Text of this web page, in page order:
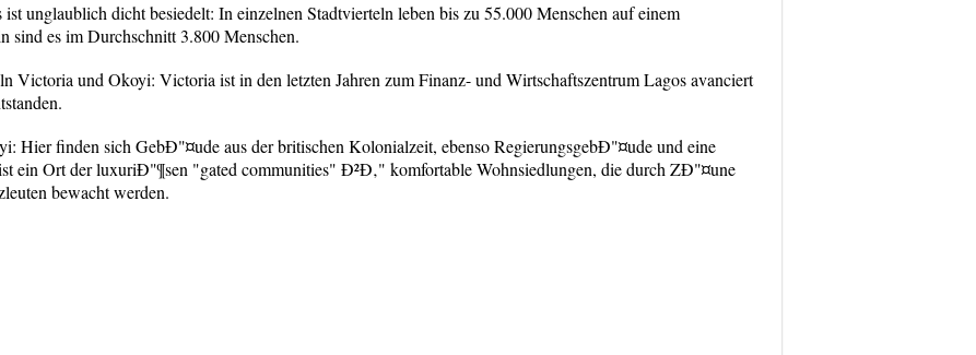
unglaublich dicht besiedelt: In einzelnen Stadtvierteln leben bis zu 55.000 Menschen auf einem
es im Durchschnitt 3.800 Menschen.
Victoria und Okoyi: Victoria ist in den letzten Jahren zum Finanz- und Wirtschaftszentrum Lagos avanciert
Hier finden sich GebÐ"¤ude aus der britischen Kolonialzeit, ebenso RegierungsgebÐ"¤ude und eine
Ort der luxuriÐ"¶sen "gated communities" Ð²Ð‚" komfortable Wohnsiedlungen, die durch ZÐ"¤une
bewacht werden.